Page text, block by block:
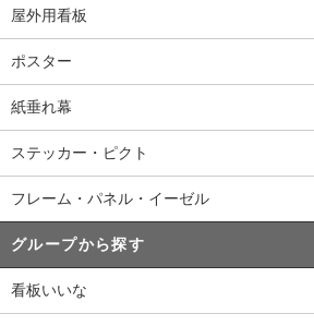
屋外用看板
ポスター
紙垂れ幕
ステッカー・ピクト
フレーム・パネル・イーゼル
グループから探す
看板いいな